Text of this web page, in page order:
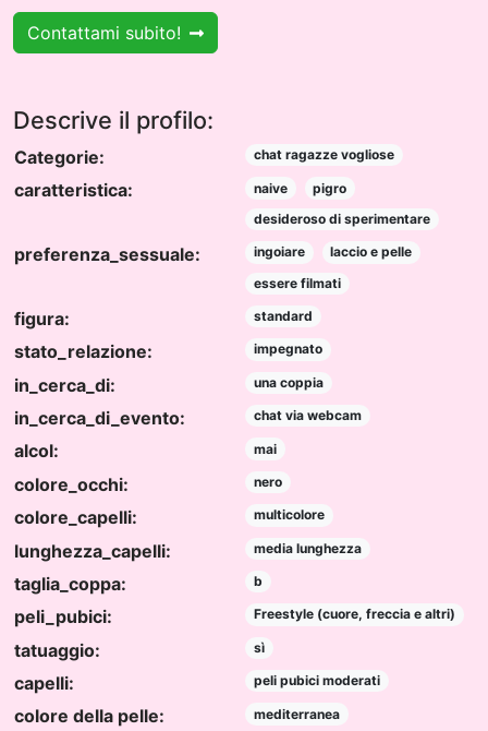
Contattami subito!
Descrive il profilo:
Categorie: chat ragazze vogliose
caratteristica: naive
pigro
desideroso di sperimentare
preferenza_sessuale: ingoiare
laccio e pelle
essere filmati
figura: standard
stato_relazione: impegnato
in_cerca_di: una coppia
in_cerca_di_evento: chat via webcam
alcol: mai
colore_occhi: nero
colore_capelli: multicolore
lunghezza_capelli: media lunghezza
taglia_coppa: b
peli_pubici: Freestyle (cuore, freccia e altri)
tatuaggio: sì
capelli: peli pubici moderati
colore della pelle: mediterranea